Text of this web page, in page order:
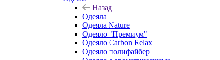
Назад
Одеяла
Одеяла Nature
Одеяло "Премиум"
Одеяло Carbon Relax
Одеяло полифайбер